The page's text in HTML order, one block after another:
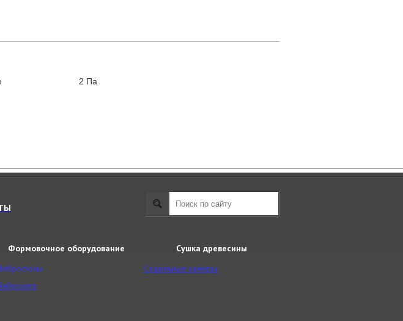
2 Па
Формовочное оборудование
Сушка древесины
Сушильные камеры